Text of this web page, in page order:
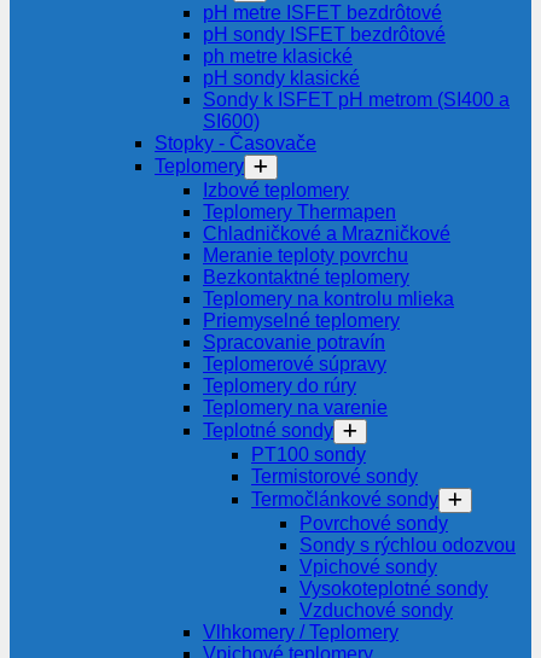
pH metre ISFET bezdrôtové
pH sondy ISFET bezdrôtové
ph metre klasické
pH sondy klasické
Sondy k ISFET pH metrom (SI400 a
SI600)
Stopky - Časovače
Teplomery
Izbové teplomery
Teplomery Thermapen
Chladničkové a Mrazničkové
Meranie teploty povrchu
Bezkontaktné teplomery
Teplomery na kontrolu mlieka
Priemyselné teplomery
Spracovanie potravín
Teplomerové súpravy
Teplomery do rúry
Teplomery na varenie
Teplotné sondy
PT100 sondy
Termistorové sondy
Termočlánkové sondy
Povrchové sondy
Sondy s rýchlou odozvou
Vpichové sondy
Vysokoteplotné sondy
Vzduchové sondy
Vlhkomery / Teplomery
Vpichové teplomery